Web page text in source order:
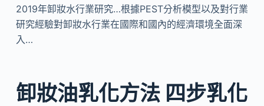
2019年卸妝水行業研究…根據PEST分析模型以及對行業
研究經驗對卸妝水行業在國際和國內的經濟環境全面深
入…
卸妝油乳化方法 四步乳化